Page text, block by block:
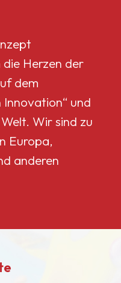
Herzen der
dem
und
Wir sind zu
Europa,
anderen